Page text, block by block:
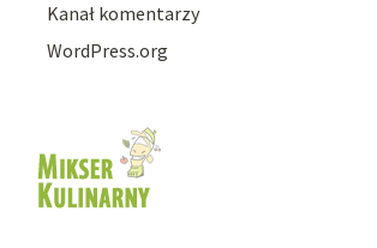
Kanał komentarzy
WordPress.org